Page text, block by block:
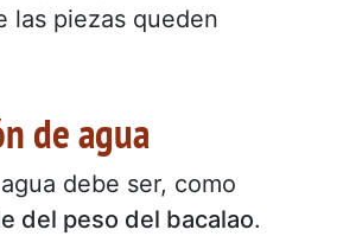
las piezas queden
de agua
debe ser, como
del peso del bacalao.